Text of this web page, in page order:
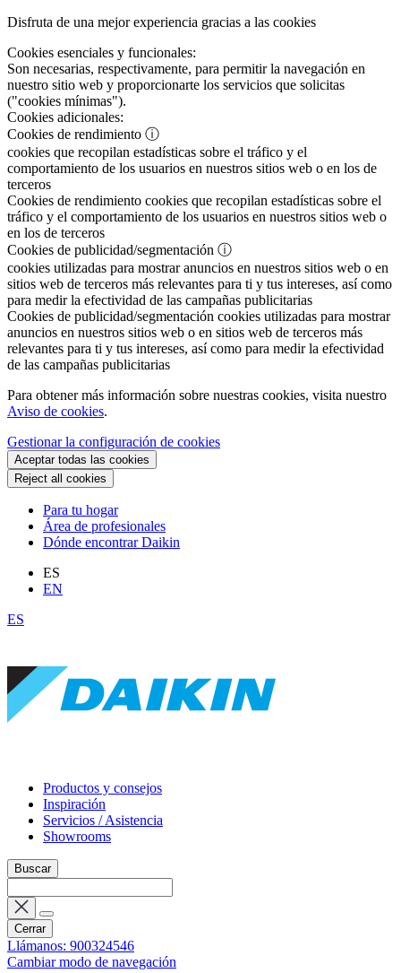
Disfruta de una mejor experiencia gracias a las cookies
Cookies esenciales y funcionales:
Son necesarias, respectivamente, para permitir la navegación en
nuestro sitio web y proporcionarte los servicios que solicitas
("cookies mínimas").
Cookies adicionales:
Cookies de rendimiento ⓘ
cookies que recopilan estadísticas sobre el tráfico y el
comportamiento de los usuarios en nuestros sitios web o en los de
terceros
Cookies de rendimiento cookies que recopilan estadísticas sobre el
tráfico y el comportamiento de los usuarios en nuestros sitios web o
en los de terceros
Cookies de publicidad/segmentación ⓘ
cookies utilizadas para mostrar anuncios en nuestros sitios web o en
sitios web de terceros más relevantes para ti y tus intereses, así como
para medir la efectividad de las campañas publicitarias
Cookies de publicidad/segmentación cookies utilizadas para mostrar
anuncios en nuestros sitios web o en sitios web de terceros más
relevantes para ti y tus intereses, así como para medir la efectividad
de las campañas publicitarias
Para obtener más información sobre nuestras cookies, visita nuestro
Aviso de cookies.
Gestionar la configuración de cookies
Aceptar todas las cookies
Reject all cookies
Para tu hogar
Área de profesionales
Dónde encontrar Daikin
ES
EN
ES
Productos y consejos
Inspiración
Servicios / Asistencia
Showrooms
Buscar
Cerrar
Llámanos: 900324546
Cambiar modo de navegación